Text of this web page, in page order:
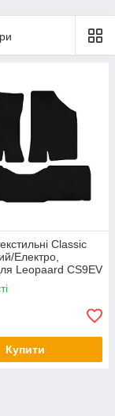
Classic
Електро,
Leopaard CS9EV
Купити